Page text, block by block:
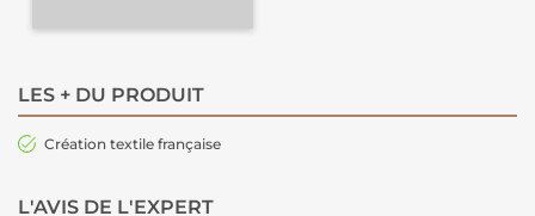
LES + DU PRODUIT
Création textile française
L'AVIS DE L'EXPERT